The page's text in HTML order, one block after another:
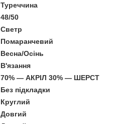
Туреччина
48/50
Светр
Помаранчевий
Весна/Осінь
В'язання
70% — АКРІЛ 30% — ШЕРСТ
Без підкладки
Круглий
Довгий